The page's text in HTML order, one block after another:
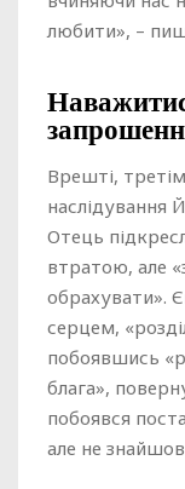
любити», –
Врешті,
наслідування
Отець
втратою, але
обрахувати».
серцем,
побоявшись
блага»,
побоявся
але не